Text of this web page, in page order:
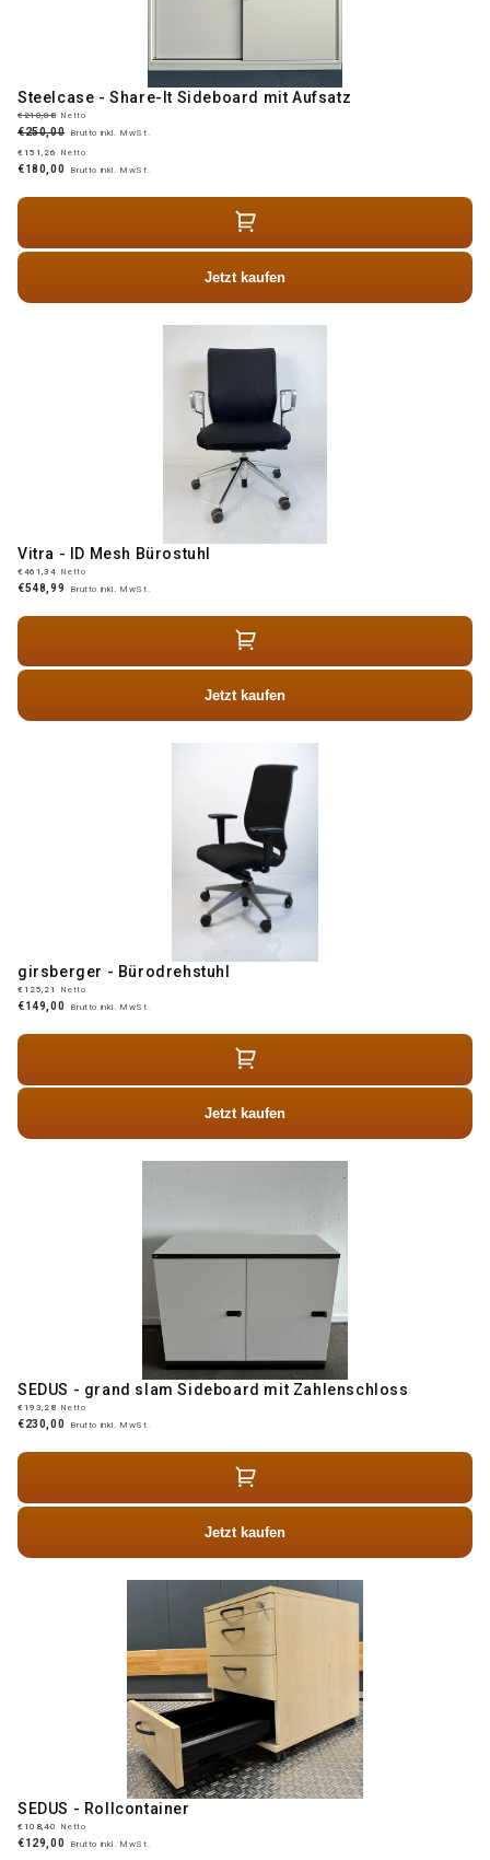
Steelcase - Share-It Sideboard mit Aufsatz
€210,08 Netto
€250,00 Brutto inkl. MwSt.
€151,26
Netto
€180,00 Brutto inkl. MwSt.
Jetzt kaufen
Vitra - ID Mesh Bürostuhl
€461,34 Netto
€548,99 Brutto inkl. MwSt.
Jetzt kaufen
girsberger - Bürodrehstuhl
€125,21 Netto
€149,00 Brutto inkl. MwSt.
Jetzt kaufen
SEDUS - grand slam Sideboard mit Zahlenschloss
€193,28 Netto
€230,00 Brutto inkl. MwSt.
Jetzt kaufen
SEDUS - Rollcontainer
€108,40 Netto
€129,00 Brutto inkl. MwSt.